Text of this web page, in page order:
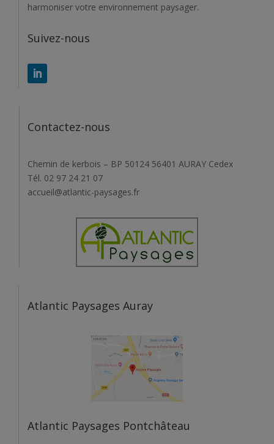
harmoniser votre environnement paysager.
Suivez-nous
Contactez-nous
Chemin de kerbois – BP 50124 56401 AURAY Cedex
Tél. 02 97 24 21 07
accueil@atlantic-paysages.fr
Atlantic Paysages Auray
Atlantic Paysages Pontchâteau